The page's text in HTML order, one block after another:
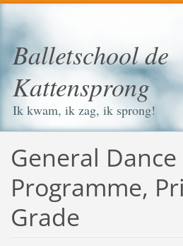
Balletschool de
Kattensprong
Ik kwam, ik zag, ik sprong!
General Dance
Programme,
Grade